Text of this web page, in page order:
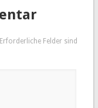
Erforderliche Felder sind